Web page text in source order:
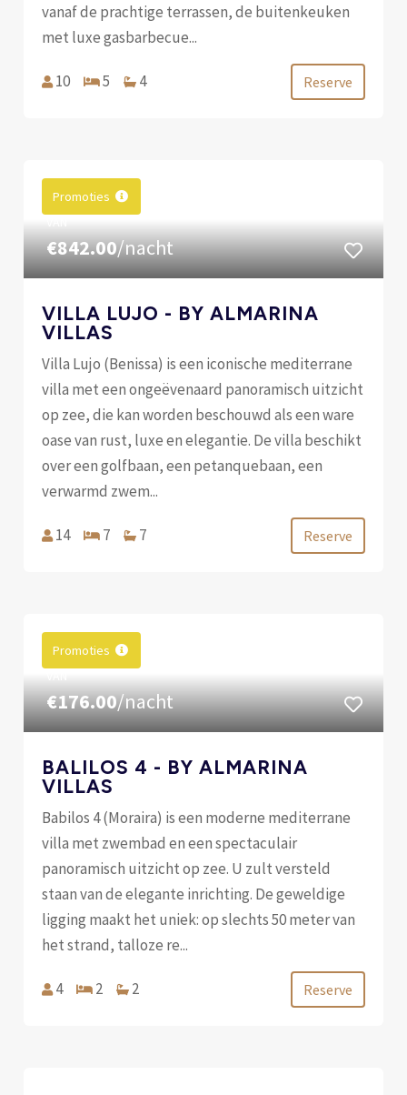
vanaf de prachtige terrassen, de buitenkeuken
met luxe gasbarbecue...
10 5 4 Reserve
Promoties
€842.00/nacht
VILLA LUJO - BY ALMARINA
VILLAS
Villa Lujo (Benissa) is een iconische mediterrane
villa met een ongeëvenaard panoramisch uitzicht
op zee, die kan worden beschouwd als een ware
oase van rust, luxe en elegantie. De villa beschikt
over een golfbaan, een petanquebaan, een
verwarmd zwem...
14 7 7 Reserve
Promoties
€176.00/nacht
BALILOS 4 - BY ALMARINA
VILLAS
Babilos 4 (Moraira) is een moderne mediterrane
villa met zwembad en een spectaculair
panoramisch uitzicht op zee. U zult versteld
staan ​​van de elegante inrichting. De geweldige
ligging maakt het uniek: op slechts 50 meter van
het strand, talloze re...
4 2 2 Reserve